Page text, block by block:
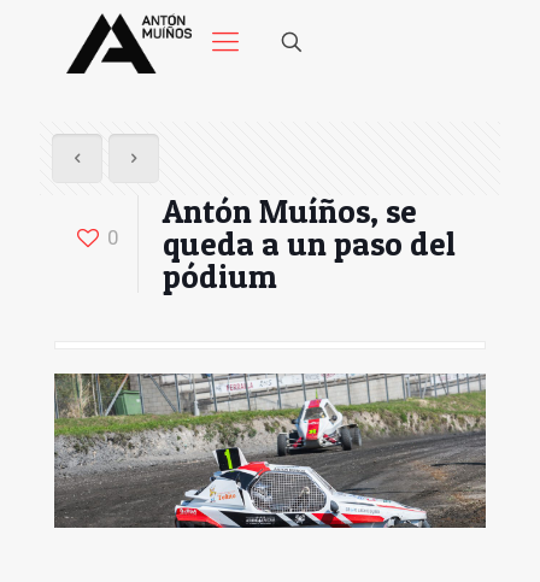
0
Antón Muíños, se
queda a un paso del
pódium